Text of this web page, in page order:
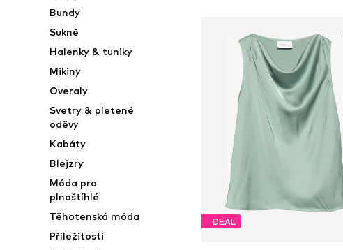
Bundy
Sukně
Halenky & tuniky
Mikiny
Overaly
Svetry & pletené
oděvy
Kabáty
Blejzry
Móda pro
plnoštíhlé
Těhotenská móda
Příležitosti
DEAL